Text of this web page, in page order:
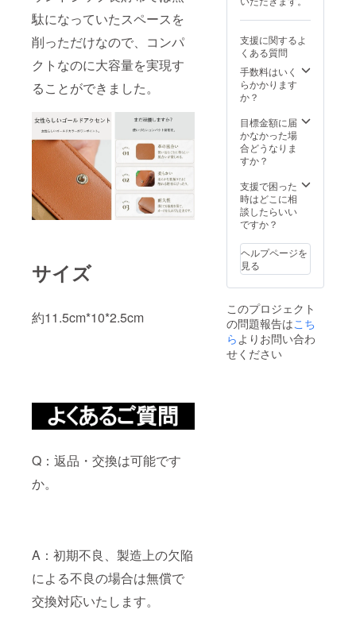
駄になっていたスペースを
削っただけなので、コンパ
クトなのに大容量を実現す
ることができました。
サイズ
約11.5cm*10*2.5cm
Q：返品・交換は可能です
か。
A：初期不良、製造上の欠陥
による不良の場合は無償で
交換対応いたします。
支援に関するよ
くある質問
手数料はいく
らかかります
か？
目標金額に届
かなかった場
合どうなりま
すか？
支援で困った
時はどこに相
談したらいい
ですか？
ヘルプページを
見る
このプロジェクト
の問題報告はこち
ら よりお問い合わ
せください